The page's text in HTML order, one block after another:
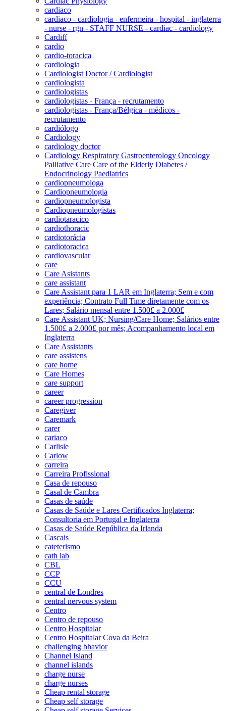
cardiaco
cardiaco - cardiologia - enfermeira - hospital - inglaterra
- nurse - rgn - STAFF NURSE - cardiac - cardiology
Cardiff
cardio
cardio-toracica
cardiologia
Cardiologist Doctor / Cardiologist
cardiologista
cardiologistas
cardiologistas - França - recrutamento
cardiologistas - França/Bélgica - médicos -
recrutamento
cardiólogo
Cardiology
cardiology doctor
Cardiology Respiratory Gastroenterology Oncology
Palliative Care Care of the Elderly Diabetes /
Endocrinology Paediatrics
cardiopneumologa
Cardiopneumologia
cardiopneumologista
Cardiopneumologistas
cardiotaracico
cardiothoracic
cardiotorácia
cardiotoracica
cardiovascular
care
Care Asistants
care assistant
Care Assistant para 1 LAR em Inglaterra; Sem e com
experiência; Contrato Full Time diretamente com os
Lares; Salário mensal entre 1.500£ a 2.000£
Care Assistant UK; Nursing/Care Home; Salários entre
1.500£ a 2.000£ por mês; Acompanhamento local em
Inglaterra
Care Assistants
care assistens
care home
Care Homes
care support
career
career progression
Caregiver
Caremark
carer
cariaco
Carlisle
Carlow
carreira
Carreira Profissional
Casa de repouso
Casal de Cambra
Casas de saúde
Casas de Saúde e Lares Certificados Inglaterra;
Consultoria em Portugal e Inglaterra
Casas de Saúde República da Irlanda
Cascais
cateterismo
cath lab
CBL
CCP
CCU
central de Londres
central nervous system
Centro
Centro de repouso
Centro Hospitalar
Centro Hospitalar Cova da Beira
challenging bhavior
Channel Island
channel islands
charge nurse
charge nurses
Cheap rental storage
Cheap self storage